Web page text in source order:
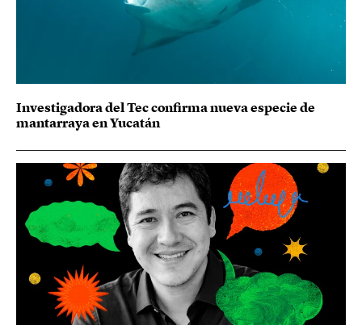
Investigadora del Tec confirma nueva especie de
mantarraya en Yucatán